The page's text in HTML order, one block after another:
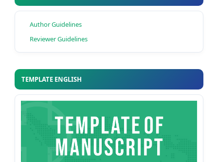
Author Guidelines
Reviewer Guidelines
TEMPLATE ENGLISH